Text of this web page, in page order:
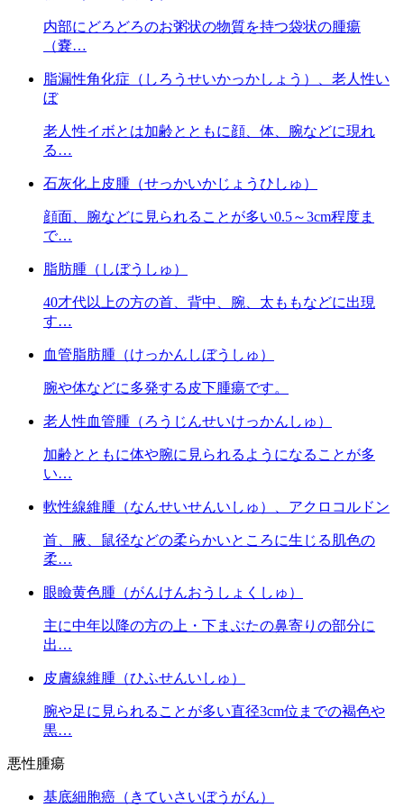
内部にどろどろのお粥状の物質を持つ袋状の腫瘍
（嚢…
脂漏性角化症（しろうせいかっかしょう）、老人性い
ぼ
老人性イボとは加齢とともに顔、体、腕などに現れ
る…
石灰化上皮腫（せっかいかじょうひしゅ）
顔面、腕などに見られることが多い0.5～3cm程度ま
で…
脂肪腫（しぼうしゅ）
40才代以上の方の首、背中、腕、太ももなどに出現
す…
血管脂肪腫（けっかんしぼうしゅ）
腕や体などに多発する皮下腫瘍です。
老人性血管腫（ろうじんせいけっかんしゅ）
加齢とともに体や腕に見られるようになることが多
い…
軟性線維腫（なんせいせんいしゅ）、アクロコルドン
首、腋、鼠径などの柔らかいところに生じる肌色の
柔…
眼瞼黄色腫（がんけんおうしょくしゅ）
主に中年以降の方の上・下まぶたの鼻寄りの部分に
出…
皮膚線維腫（ひふせんいしゅ）
腕や足に見られることが多い直径3cm位までの褐色や
黒…
悪性腫瘍
基底細胞癌（きていさいぼうがん）